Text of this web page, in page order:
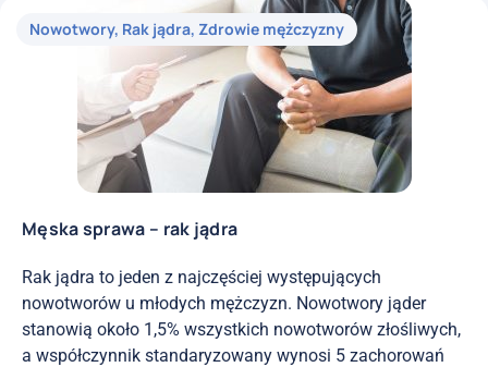
Nowotwory, Rak jądra, Zdrowie mężczyzny
Męska sprawa – rak jądra
Rak jądra to jeden z najczęściej występujących
nowotworów u młodych mężczyzn. Nowotwory jąder
stanowią około 1,5% wszystkich nowotworów złośliwych,
a współczynnik standaryzowany wynosi 5 zachorowań